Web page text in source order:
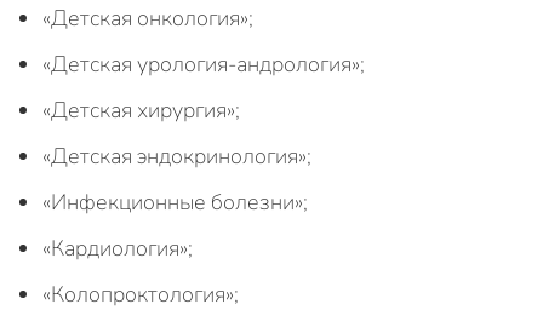
«Детская онкология»;
«Детская урология-андрология»;
«Детская хирургия»;
«Детская эндокринология»;
«Инфекционные болезни»;
«Кардиология»;
«Колопроктология»;